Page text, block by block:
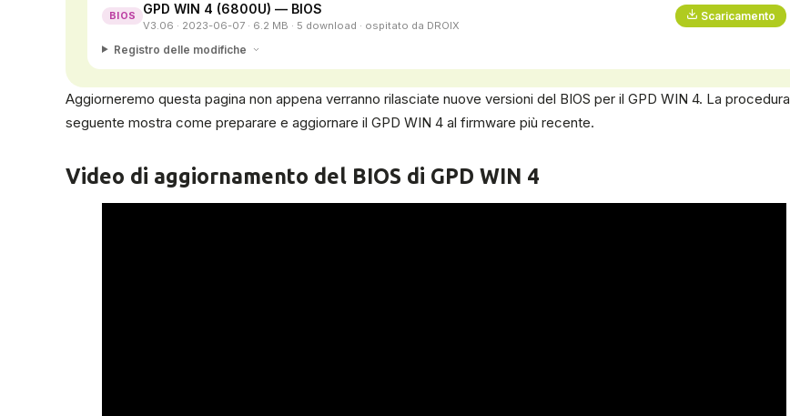
BIOS GPD WIN 4 (6800U) — BIOS
V3.06 · 2023-06-07 · 6.2 MB · 5 download · ospitato da DROIX
Scaricamento
Registro delle modifiche
Aggiorneremo questa pagina non appena verranno rilasciate nuove versioni del BIOS per il GPD WIN 4. La procedura
seguente mostra come preparare e aggiornare il GPD WIN 4 al firmware più recente.
Video di aggiornamento del BIOS di GPD WIN 4